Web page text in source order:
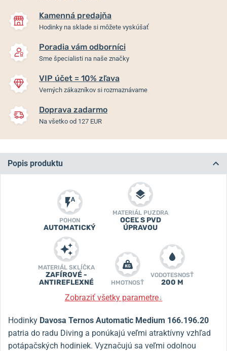
Kamenná predajňa
Hodinky na sklade si môžete vyskúšať
Poradia vám odborníci
Sme špecialisti na naše značky
VIP účet = 10% zľava
Verných zákazníkov si rozmaznávame
Doprava zadarmo
Na všetko od 127 EUR
Popis produktu
POHON
AUTOMATICKÝ
MATERIÁL PUZDRA
OCEĽ S PVD
ÚPRAVOU
MATERIÁL SKLÍČKA
ZAFÍROVÉ -
ANTIREFLEXNÉ
HMOTNOSŤ
VODOTESNOSŤ
200 M
Zobraziť všetky parametre↓
Hodinky Davosa Ternos Automatic Medium 166.196.20
patria do radu Diving a ponúkajú veľmi atraktívny vzhľad
potápačských hodiniek. Vyznačujú sa veľmi odolnou